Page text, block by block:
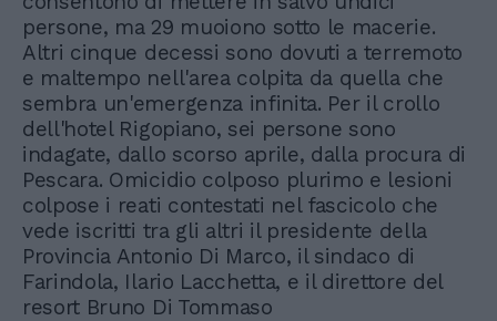
persone, ma 29 muoiono sotto le macerie.
Altri cinque decessi sono dovuti a terremoto
e maltempo nell'area colpita da quella che
sembra un'emergenza infinita. Per il crollo
dell'hotel Rigopiano, sei persone sono
indagate, dallo scorso aprile, dalla procura di
Pescara. Omicidio colposo plurimo e lesioni
colpose i reati contestati nel fascicolo che
vede iscritti tra gli altri il presidente della
Provincia Antonio Di Marco, il sindaco di
Farindola, Ilario Lacchetta, e il direttore del
resort Bruno Di Tommaso